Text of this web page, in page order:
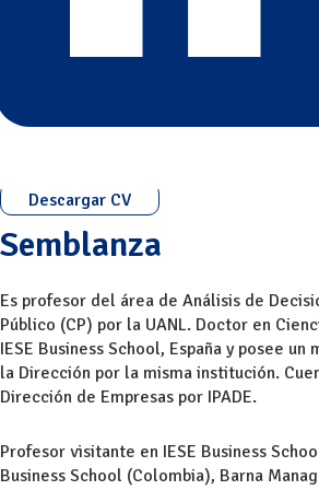
Descargar CV
Semblanza
Es profesor del área de Análisis de
Público (CP) por la UANL. Doctor en
IESE Business School, España y posee un
la Dirección por la misma institución.
Dirección de Empresas por IPADE.
Profesor visitante en IESE Business
Business School (Colombia), Barna